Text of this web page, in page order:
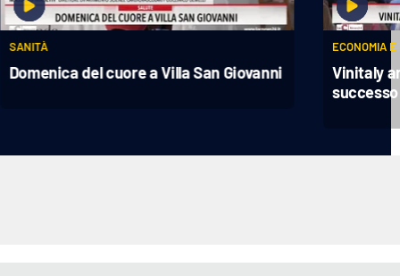
SANITÀ
Domenica del cuore a Villa San Giovanni
ECONOMIA E
Vinitaly
successo